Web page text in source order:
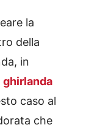
la
della
in
ghirlanda
caso al
che